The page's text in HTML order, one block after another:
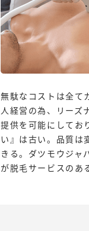
無駄なコストは全て
人経営の為、リーズ
提供を可能にしてお
い』は古い。品質は
きる。ダツモウジャ
が脱毛サービスのあ